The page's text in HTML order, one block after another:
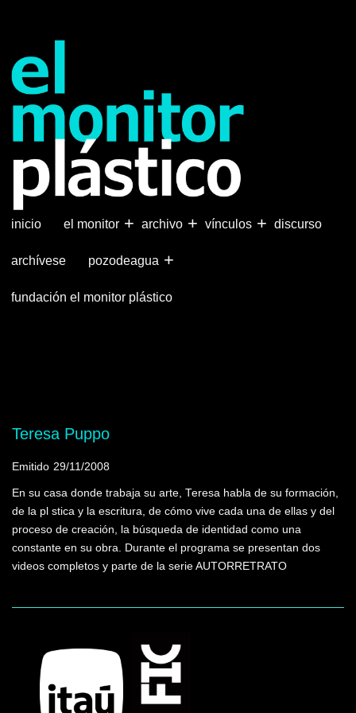
principal
inicio +
el monitor +
archivo +
vínculos discurso
archívese +
pozodeagua
fundación el monitor plástico
Teresa Puppo
Emitido 29/11/2008
En su casa donde trabaja su arte, Teresa habla de su formación,
de la pl stica y la escritura, de cómo vive cada una de ellas y del
proceso de creación, la búsqueda de identidad como una
constante en su obra. Durante el programa se presentan dos
videos completos y parte de la serie AUTORRETRATO